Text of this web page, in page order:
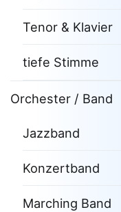
Tenor & Klavier
tiefe Stimme
Orchester / Band
Jazzband
Konzertband
Marching Band